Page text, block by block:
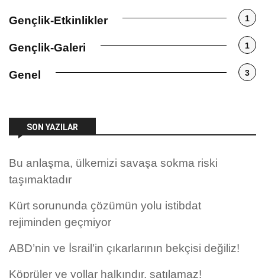
Gençlik-Etkinlikler 1
Gençlik-Galeri 1
Genel 3
SON YAZILAR
Bu anlaşma, ülkemizi savaşa sokma riski
taşımaktadır
Kürt sorununda çözümün yolu istibdat
rejiminden geçmiyor
ABD’nin ve İsrail’in çıkarlarının bekçisi değiliz!
Köprüler ve yollar halkındır, satılamaz!